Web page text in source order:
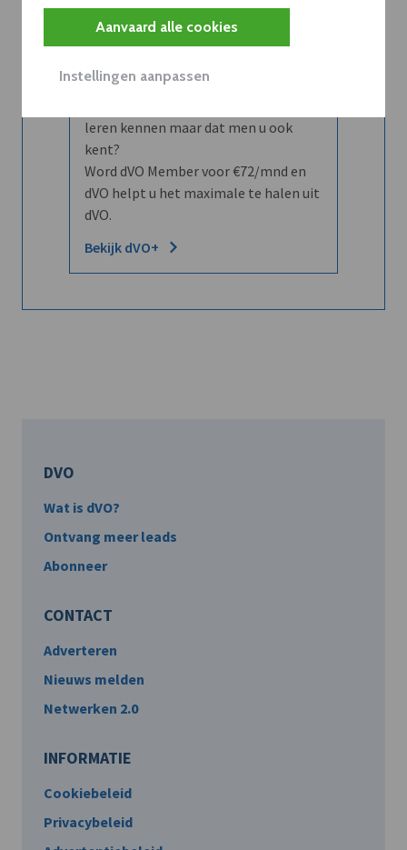
Aanvaard alle cookies
Instellingen aanpassen
Abboneer
leren kennen maar dat men u ook
kent?
Word dVO Member voor €72/mnd en
dVO helpt u het maximale te halen uit
dVO.
Bekijk dVO+
DVO
Wat is dVO?
Ontvang meer leads
Abonneer
CONTACT
Adverteren
Nieuws melden
Netwerken 2.0
INFORMATIE
Cookiebeleid
Privacybeleid